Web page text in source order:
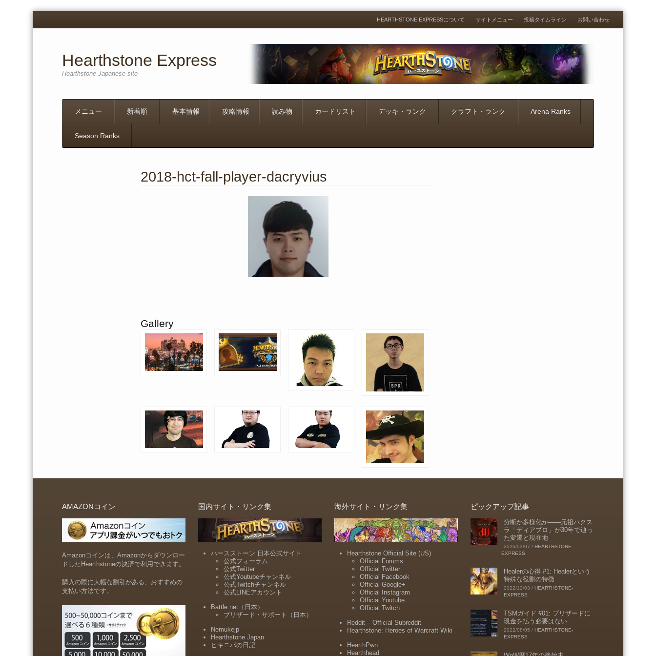
Menu
Skip
to
HEARTHSTONE EXPRESSについて サイトメニュー 投稿タイムライン お問い合わせ
Hearthstone Express
Hearthstone Japanese site
メニュー 新着順 基本情報 攻略情報 読み物 カードリスト デッキ・ランク クラフト・ランク Arena Ranks
Season Ranks
2018-hct-fall-player-dacryvius
Gallery
AMAZONコイン
Amazonコインは、Amazonからダウンロー
ドしたHearthstoneの決済で利用できます。
購入の際に大幅な割引がある、おすすめの
支払い方法です。
国内サイト・リンク集
ハースストーン 日本公式サイト
公式フォーラム
公式Twitter
公式Youtubeチャンネル
公式Twitchチャンネル
公式LINEアカウント
Battle.net（日本）
ブリザード・サポート（日本）
Nemukejp
Hearthstone Japan
ヒキニパの日記
海外サイト・リンク集
Hearthstone Official Site (US)
Official Forums
Official Twitter
Official Facebook
Official Google+
Official Instagram
Official Youtube
Official Twitch
Reddit – Official Subreddit
Hearthstone: Heroes of Warcraft Wiki
HearthPwn
Hearthhead
ピックアップ記事
分断か多様化か――元祖ハクス
ラ「ディアブロ」が30年で辿っ
た変遷と現在地
2026/03/07 / HEARTHSTONE-
EXPRESS
Healerの心得 #1: Healerという
特殊な役割の特徴
2022/12/03 / HEARTHSTONE-
EXPRESS
TSMガイド #01: ブリザードに
現金を払う必要はない
2022/08/05 / HEARTHSTONE-
EXPRESS